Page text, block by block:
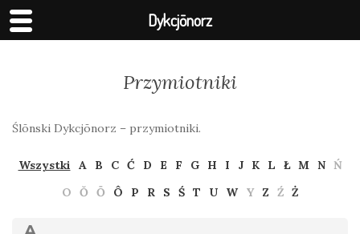
Przymiotniki
Ślōnski Dykcjōnorz – przymiotniki.
Wszystki A B C Ć D E F G H I J K L Ł M N
Ń
O
Ŏ Ō Ô P R S Ś T U W Y Z Ź Ż
Dykcjōnorz